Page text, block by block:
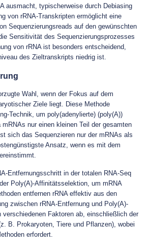
ausmacht, typischerweise durch Debiasing
von rRNA-Transkripten ermöglicht eine
Sequenzierungsreads auf den gewünschten
Sensitivität des Sequenzierungsprozesses
von rRNA ist besonders entscheidend,
des Zieltranskripts niedrig ist.
Wahl, wenn der Fokus auf dem
Ziele liegt. Diese Methode
Technik, um poly(adenylierte) (poly(A))
mRNAs nur einen kleinen Teil der gesamten
sich das Sequenzieren nur der mRNAs als
Ansatz, wenn es mit dem
Entfernungsschritt in der totalen RNA-Seq
Poly(A)-Affinitätsselektion, um mRNA
entfernen rRNA effektiv aus den
zwischen rRNA-Entfernung und Poly(A)-
verschiedenen Faktoren ab, einschließlich der
B. Prokaryoten, Tiere und Pflanzen), wobei
erfordert.